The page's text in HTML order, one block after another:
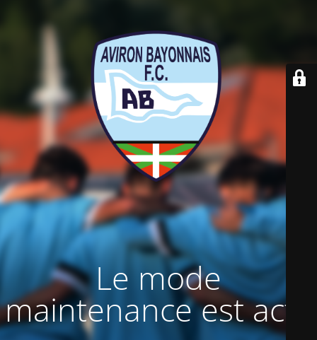
Le mode
maintenance est actif